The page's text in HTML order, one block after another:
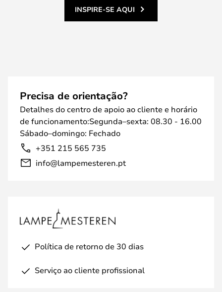
INSPIRE-SE AQUI
Precisa de orientação?
Detalhes do centro de apoio ao cliente e horário
de funcionamento:Segunda–sexta: 08.30 - 16.00
Sábado–domingo: Fechado
+351 215 565 735
info@lampemesteren.pt
Política de retorno de 30 dias
Serviço ao cliente profissional